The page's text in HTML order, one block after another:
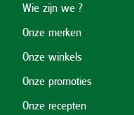
Wie zijn we ?
Onze merken
Onze winkels
Onze promoties
Onze recepten